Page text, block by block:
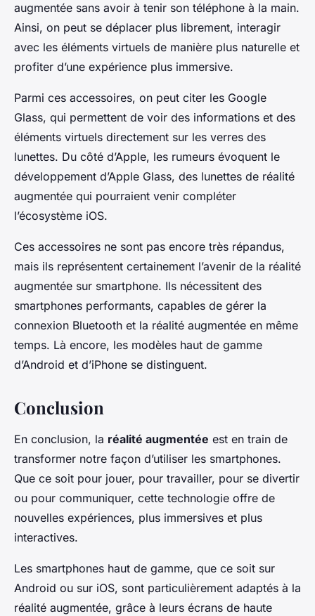
augmentée sans avoir à tenir son téléphone à la main.
Ainsi, on peut se déplacer plus librement, interagir
avec les éléments virtuels de manière plus naturelle et
profiter d’une expérience plus immersive.
Parmi ces accessoires, on peut citer les Google
Glass, qui permettent de voir des informations et des
éléments virtuels directement sur les verres des
lunettes. Du côté d’Apple, les rumeurs évoquent le
développement d’Apple Glass, des lunettes de réalité
augmentée qui pourraient venir compléter
l’écosystème iOS.
Ces accessoires ne sont pas encore très répandus,
mais ils représentent certainement l’avenir de la réalité
augmentée sur smartphone. Ils nécessitent des
smartphones performants, capables de gérer la
connexion Bluetooth et la réalité augmentée en même
temps. Là encore, les modèles haut de gamme
d’Android et d’iPhone se distinguent.
Conclusion
En conclusion, la réalité augmentée est en train de
transformer notre façon d’utiliser les smartphones.
Que ce soit pour jouer, pour travailler, pour se divertir
ou pour communiquer, cette technologie offre de
nouvelles expériences, plus immersives et plus
interactives.
Les smartphones haut de gamme, que ce soit sur
Android ou sur iOS, sont particulièrement adaptés à la
réalité augmentée, grâce à leurs écrans de haute